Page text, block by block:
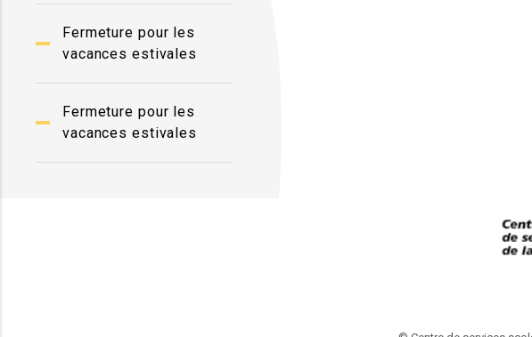
Fermeture pour les
vacances estivales
Fermeture pour les
vacances estivales